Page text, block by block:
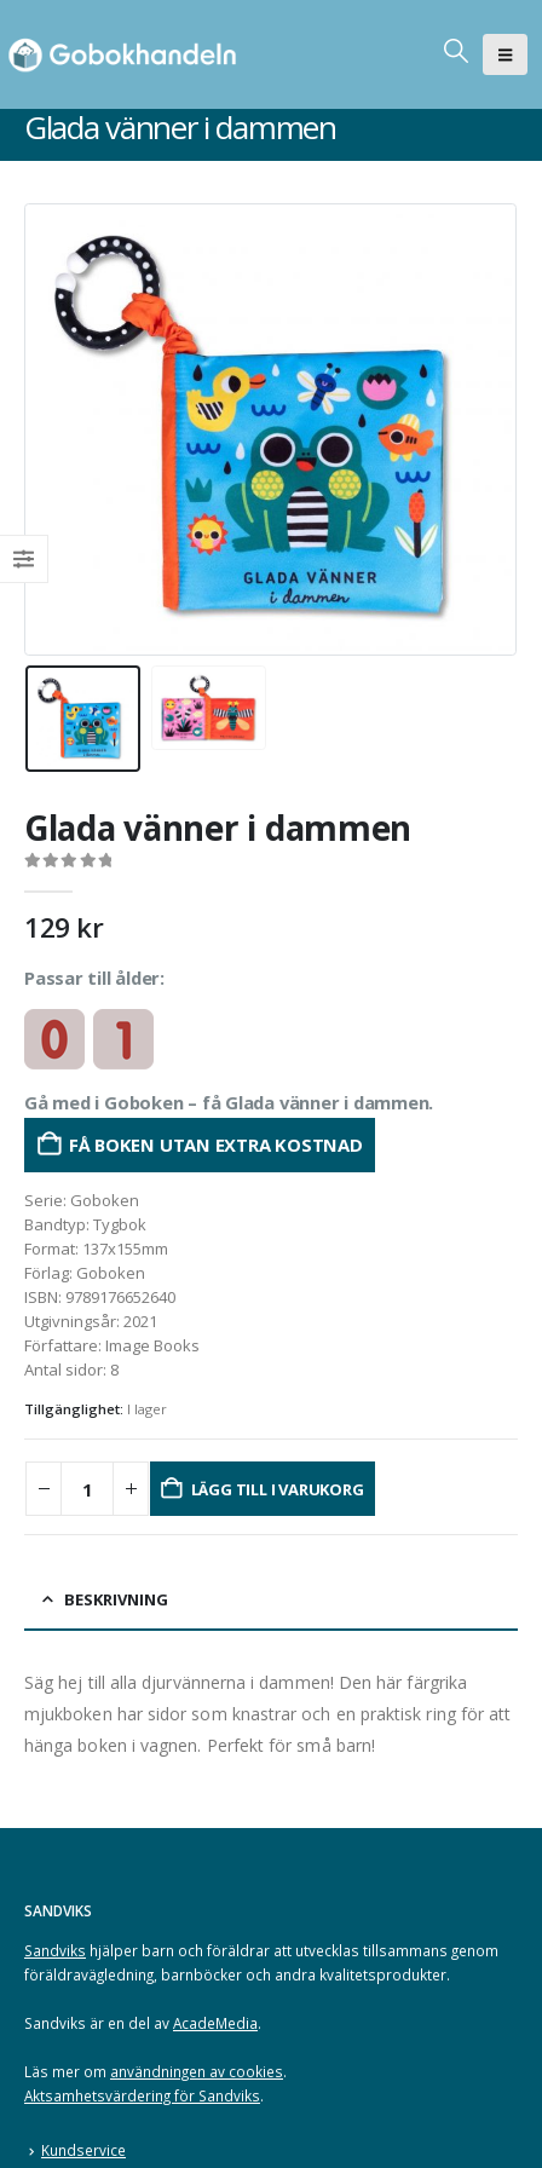
Glada vänner i dammen
Glada vänner i dammen
129 kr
Passar till ålder:
Gå med i Goboken – få Glada vänner i dammen.
FÅ BOKEN UTAN EXTRA KOSTNAD
Serie: Goboken
Bandtyp: Tygbok
Format: 137x155mm
Förlag: Goboken
ISBN: 9789176652640
Utgivningsår: 2021
Författare: Image Books
Antal sidor: 8
Tillgänglighet: I lager
LÄGG TILL I VARUKORG
BESKRIVNING
Säg hej till alla djurvännerna i dammen! Den här färgrika
mjukboken har sidor som knastrar och en praktisk ring för att
hänga boken i vagnen. Perfekt för små barn!
SANDVIKS
Sandviks hjälper barn och föräldrar att utvecklas tillsammans genom
föräldravägledning, barnböcker och andra kvalitetsprodukter.
Sandviks är en del avAcadeMedia.
Läs mer om användningen av cookies.
Aktsamhetsvärdering för Sandviks.
Kundservice